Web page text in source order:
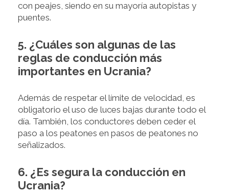
con peajes, siendo en su mayoría autopistas y
puentes.
5. ¿Cuáles son algunas de las
reglas de conducción más
importantes en Ucrania?
Además de respetar el límite de velocidad, es
obligatorio el uso de luces bajas durante todo el
día. También, los conductores deben ceder el
paso a los peatones en pasos de peatones no
señalizados.
6. ¿Es segura la conducción en
Ucrania?